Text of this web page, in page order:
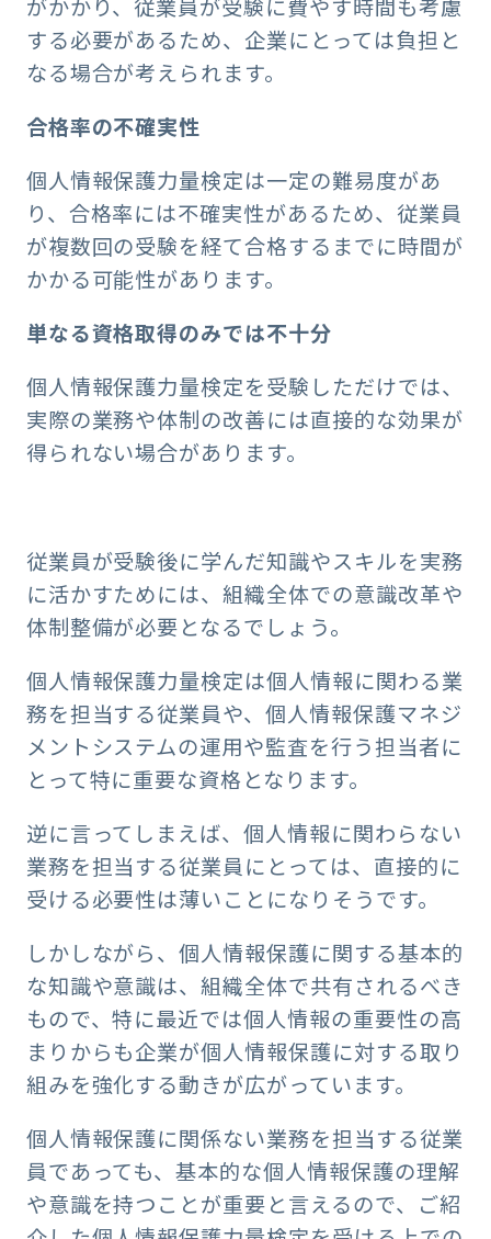
がかかり、従業員が受験に費やす時間も考慮
する必要があるため、企業にとっては負担と
なる場合が考えられます。
合格率の不確実性
個人情報保護力量検定は一定の難易度があ
り、合格率には不確実性があるため、従業員
が複数回の受験を経て合格するまでに時間が
かかる可能性があります。
単なる資格取得のみでは不十分
個人情報保護力量検定を受験しただけでは、
実際の業務や体制の改善には直接的な効果が
得られない場合があります。
従業員が受験後に学んだ知識やスキルを実務
に活かすためには、組織全体での意識改革や
体制整備が必要となるでしょう。
個人情報保護力量検定は個人情報に関わる業
務を担当する従業員や、個人情報保護マネジ
メントシステムの運用や監査を行う担当者に
とって特に重要な資格となります。
逆に言ってしまえば、個人情報に関わらない
業務を担当する従業員にとっては、直接的に
受ける必要性は薄いことになりそうです。
しかしながら、個人情報保護に関する基本的
な知識や意識は、組織全体で共有されるべき
もので、特に最近では個人情報の重要性の高
まりからも企業が個人情報保護に対する取り
組みを強化する動きが広がっています。
個人情報保護に関係ない業務を担当する従業
員であっても、基本的な個人情報保護の理解
や意識を持つことが重要と言えるので、ご紹